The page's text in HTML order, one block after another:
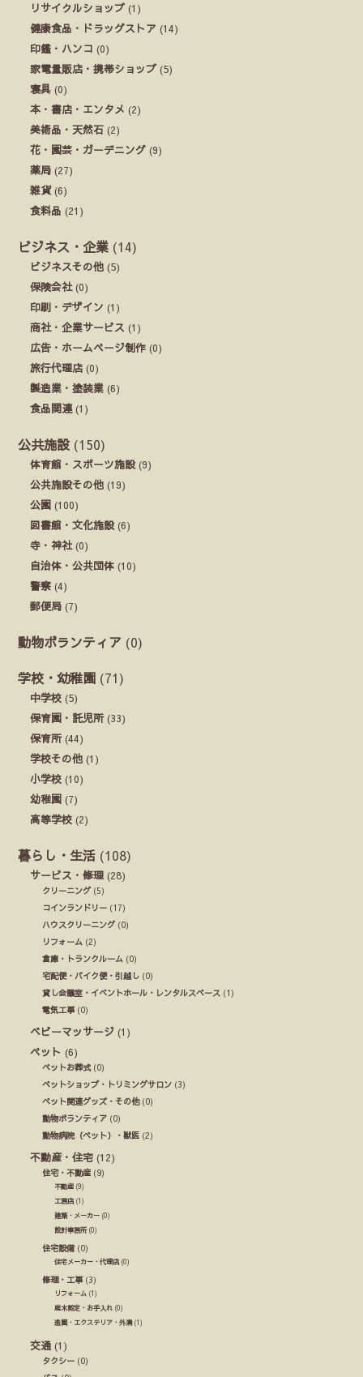
リサイクルショップ (1)
健康食品・ドラッグストア (14)
印鑑・ハンコ (0)
家電量販店・携帯ショップ (5)
寝具 (0)
本・書店・エンタメ (2)
美術品・天然石 (2)
花・園芸・ガーデニング (9)
薬局 (27)
雑貨(6)
食料品 (21)
ビジネス・企業 (14)
ビジネスその他 (5)
保険会社(0)
印刷・デザイン (1)
商社・企業サービス (1)
広告・ホームページ制作 (0)
旅行代理店 (0)
製造業・塗装業 (6)
食品関連 (1)
公共施設 (150)
体育館・スポーツ施設(9)
公共施設その他 (19)
公園 (100)
図書館・文化施設(6)
寺・神社(0)
自治体・公共団体 (10)
警察 (4)
郵便局 (7)
動物ボランティア (0)
学校・幼稚園 (71)
中学校 (5)
保育園・託児所(33)
保育所(44)
学校その他 (1)
小学校 (10)
幼稚園 (7)
高等学校 (2)
暮らし・生活 (108)
サービス・修理 (28)
クリーニング(5)
コインランドリー (17)
ハウスクリーニング(0)
リフォーム (2)
倉庫・トランクルーム (0)
宅配便・バイク便・引越し (0)
貸し会議室・イベントホール・レンタルスペース (1)
電気工事(0)
ベビーマッサージ (1)
ペット (6)
ペットお葬式(0)
ペットショップ・トリミングサロン (3)
ペット関連グッズ・その他(0)
動物ボランティア (0)
動物病院（ペット）・獣医 (2)
不動産・住宅 (12)
住宅・不動産 (9)
不動産 (9)
工務店 (1)
建築・メーカー (0)
設計事務所(0)
住宅設備(0)
住宅メーカー・代理店 (0)
修理・工事(3)
リフォーム (1)
庭木剪定・お手入れ (0)
造園・エクステリア・外溝(1)
交通 (1)
タクシー (0)